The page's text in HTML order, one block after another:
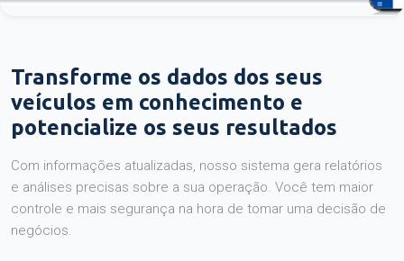
Transforme os dados dos seus
veículos em conhecimento e
potencialize os seus resultados
Com informações atualizadas, nosso sistema gera relatórios
e análises precisas sobre a sua operação. Você tem maior
controle e mais segurança na hora de tomar uma decisão de
negócios.